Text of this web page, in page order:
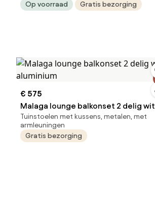
Marietta
Op voorraad
Gratis bezorging
€ 575
Malaga lounge balkonset 2 delig wit
aluminium
Tuinstoelen met kussens, metalen, met
armleuningen
Gratis bezorging